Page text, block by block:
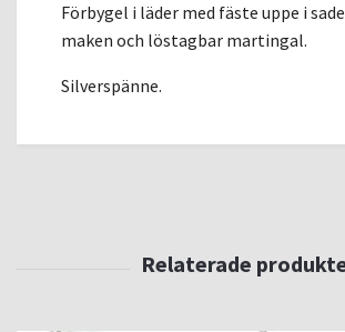
Förbygel i läder med fäste uppe i
maken och löstagbar martingal.
Silverspänne.